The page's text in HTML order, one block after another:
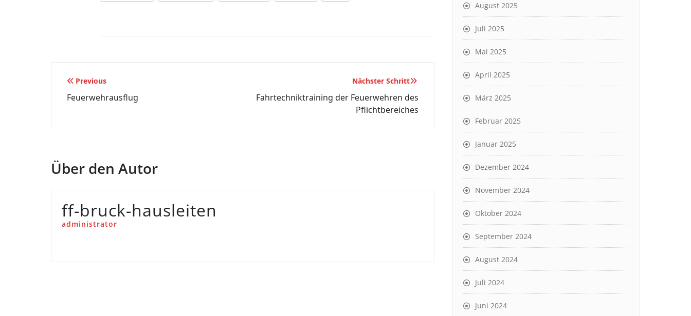
Beitragsnavigation
Previous
Feuerwehrausflug
Nächster Schritt
Fahrtechniktraining der Feuerwehren des
Pflichtbereiches
Über den Autor
ff-bruck-hausleiten
administrator
August 2025
Juli 2025
Mai 2025
April 2025
März 2025
Februar 2025
Januar 2025
Dezember 2024
November 2024
Oktober 2024
September 2024
August 2024
Juli 2024
Juni 2024